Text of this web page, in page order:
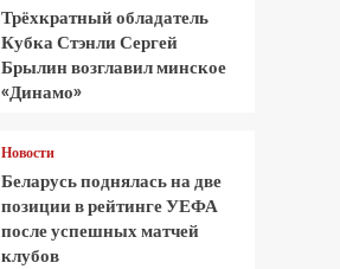
Трёхкратный обладатель
Кубка Стэнли Сергей
Брылин возглавил минское
«Динамо»
Новости
Беларусь поднялась на две
позиции в рейтинге УЕФА
после успешных матчей
клубов